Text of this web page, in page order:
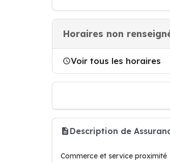
Horaires non
Voir tous les horaires
Description de
Commerce et service proximité